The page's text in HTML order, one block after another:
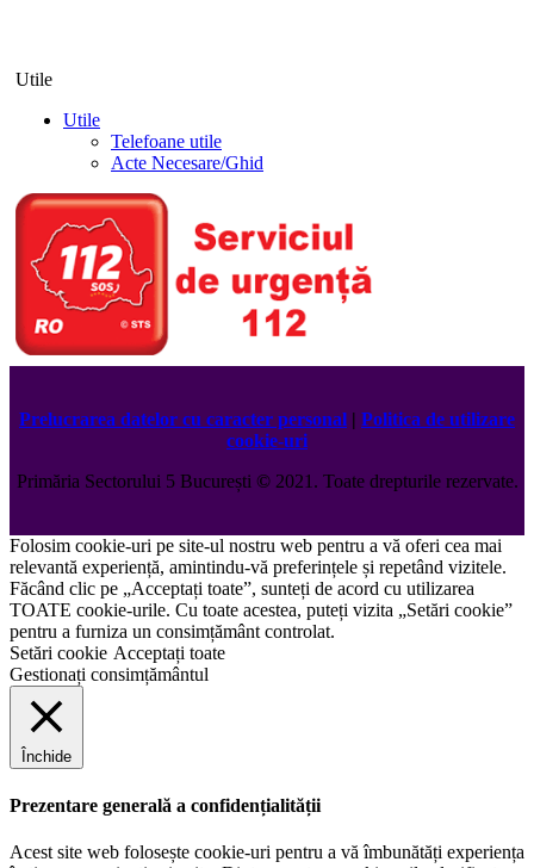
Utile
Utile
Telefoane utile
Acte Necesare/Ghid
Prelucrarea datelor cu caracter personal | Politica de utilizare
cookie-uri
Primăria Sectorului 5 București ©️2021. Toate drepturile rezervate.
Folosim cookie-uri pe site-ul nostru web pentru a vă oferi cea mai
relevantă experiență, amintindu-vă preferințele și repetând vizitele.
Făcând clic pe „Acceptați toate”, sunteți de acord cu utilizarea
TOATE cookie-urile. Cu toate acestea, puteți vizita „Setări cookie”
pentru a furniza un consimțământ controlat.
Setări cookie Acceptați toate
Gestionați consimțământul
Închide
Prezentare generală a confidențialității
Acest site web folosește cookie-uri pentru a vă îmbunătăți experiența